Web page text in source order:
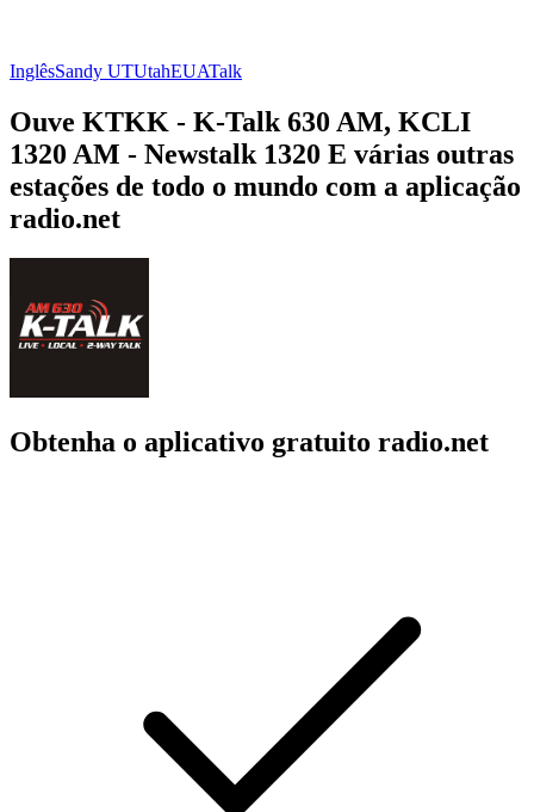
InglêsSandy UTUtahEUATalk
Ouve KTKK - K-Talk 630 AM, KCLI
1320 AM - Newstalk 1320 E várias outras
estações de todo o mundo com a aplicação
radio.net
Obtenha o aplicativo gratuito radio.net